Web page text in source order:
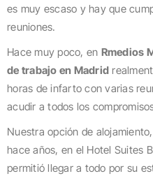
es muy escaso y hay que
reuniones.
Hace muy poco, en Rmedios
de trabajo en Madrid
horas de infarto con varias
acudir a todos los
Nuestra opción de
hace años, en el Hotel Suites
permitió llegar a todo por su